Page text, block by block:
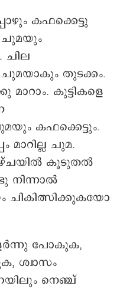
കഫക്കെട്ടു
ചുമയും
ചില
തുടക്കം.
മാറാം. കുട്ടികളെ
കഫക്കെട്ടും.
ചുമ.
കൂടുതൽ
നിന്നാൽ
പോകുക,
ശ്വാസം
നെഞ്ച്